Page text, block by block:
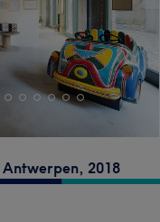
Antwerpen, 2018